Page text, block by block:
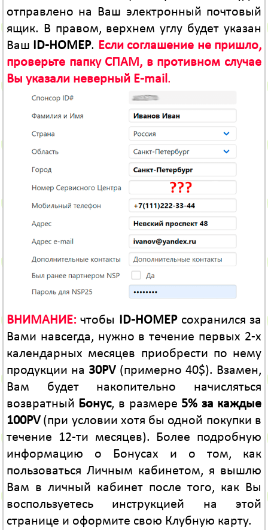
отправлено на Ваш электронный почтовый
ящик. В правом, верхнем углу будет указан
Ваш ID-НОМЕР. Если соглашение не пришло,
проверьте папку СПАМ, в противном случае
Вы указали неверный E-mail.
ВНИМАНИЕ:чтобы ID-НОМЕРсохранился за
Вами навсегда, нужно в течение первых 2-х
календарных месяцев приобрести по нему
продукции на 30PV(примерно 40$). Взамен,
Вам будет накопительно начисляться
возвратный Бонус, в размере 5% за каждые
100PV(при условии хотя бы одной покупки в
течение 12-ти месяцев). Более подробную
информацию о Бонусах и о том, как
пользоваться Личным кабинетом, я вышлю
Вам в личный кабинет после того, как Вы
воспользуетесь инструкцией на этой
странице и оформите свою Клубную карту.